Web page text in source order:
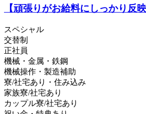
【頑張りがお給料にしっかり反
スペシャル
交替制
正社員
機械・金属・鉄鋼
機械操作・製造補助
寮/社宅あり・住み込み
家族寮/社宅あり
カップル寮/社宅あり